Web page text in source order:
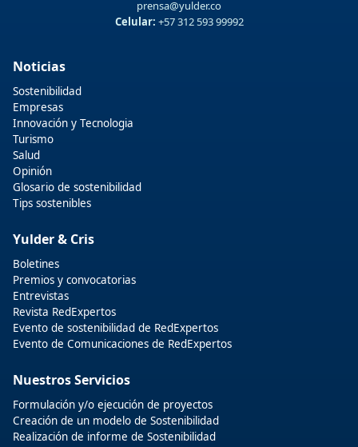
prensa@yulder.co
Celular: +57 312 593 99992
Noticias
Sostenibilidad
Empresas
Innovación y Tecnologia
Turismo
Salud
Opinión
Glosario de sostenibilidad
Tips sostenibles
Yulder & Cris
Boletines
Premios y convocatorias
Entrevistas
Revista RedExpertos
Evento de sostenibilidad de RedExpertos
Evento de Comunicaciones de RedExpertos
Nuestros Servicios
Formulación y/o ejecución de proyectos
Creación de un modelo de Sostenibilidad
Realización de informe de Sostenibilidad